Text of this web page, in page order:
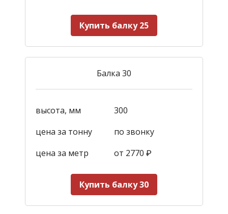
Купить балку 25
Балка 30
высота, мм
300
цена за тонну
по звонку
цена за метр
от 2770 ₽
Купить балку 30